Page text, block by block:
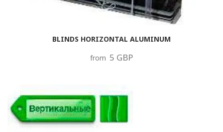
BLINDS HORIZONTAL ALUMINUM
from 5 GBP